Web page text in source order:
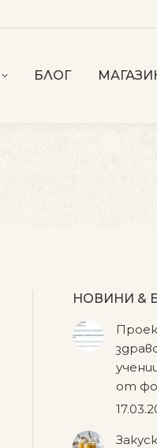
БЛОГ
НОВИНИ &
от